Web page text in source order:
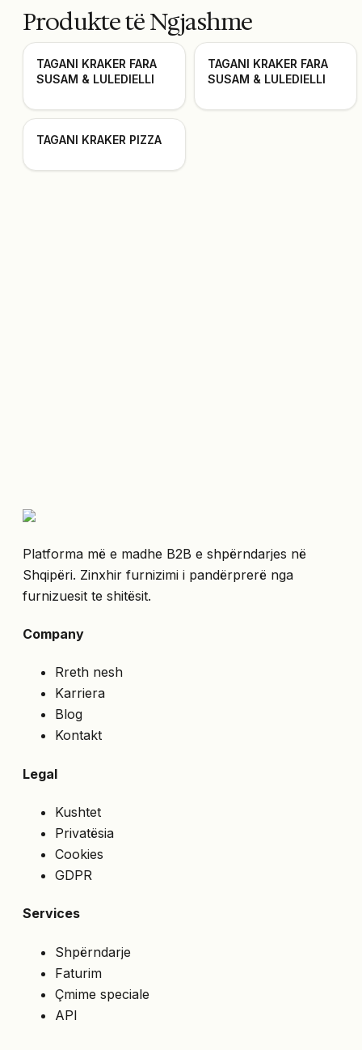
Produkte të Ngjashme
TAGANI KRAKER FARA
SUSAM & LULEDIELLI
TAGANI KRAKER FARA
SUSAM & LULEDIELLI
TAGANI KRAKER PIZZA
Platforma më e madhe B2B e shpërndarjes në
Shqipëri. Zinxhir furnizimi i pandërprerë nga
furnizuesit te shitësit.
Company
Rreth nesh
Karriera
Blog
Kontakt
Legal
Kushtet
Privatësia
Cookies
GDPR
Services
Shpërndarje
Faturim
Çmime speciale
API